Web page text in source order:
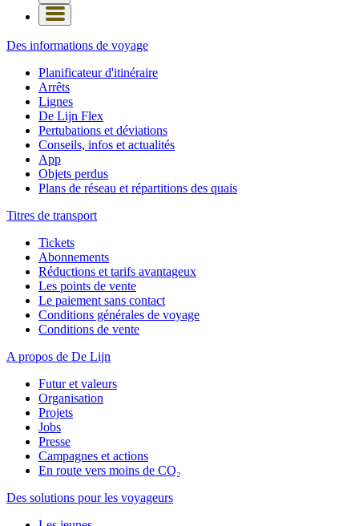
Des informations de voyage
Planificateur d'itinéraire
Arrêts
Lignes
De Lijn Flex
Pertubations et déviations
Conseils, infos et actualités
App
Objets perdus
Plans de réseau et répartitions des quais
Titres de transport
Tickets
Abonnements
Réductions et tarifs avantageux
Les points de vente
Le paiement sans contact
Conditions générales de voyage
Conditions de vente
A propos de De Lijn
Futur et valeurs
Organisation
Projets
Jobs
Presse
Campagnes et actions
En route vers moins de CO₂
Des solutions pour les voyageurs